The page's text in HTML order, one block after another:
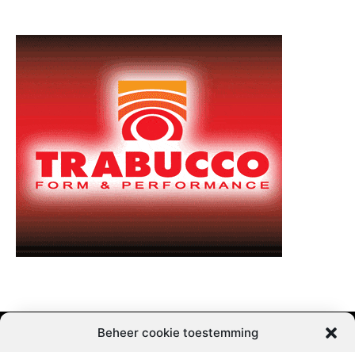
Beheer cookie toestemming